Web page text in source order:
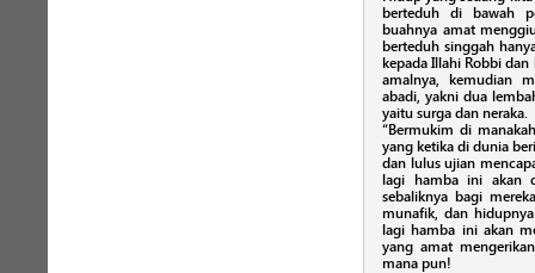
berteduh di bawah
buahnya amat
berteduh singgah
kepada Illahi Robbi
amalnya, kemudian
abadi, yakni dua
yaitu surga dan neraka.
“Bermukim di
yang ketika di dunia
dan lulus ujian
lagi hamba ini akan
sebaliknya bagi
munafik, dan
lagi hamba ini akan
yang amat
mana pun!